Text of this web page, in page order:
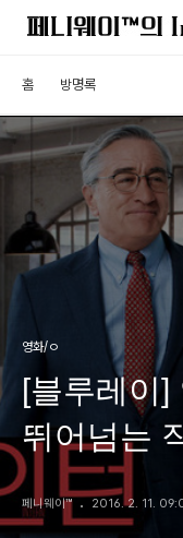
홈 방명록
영화/ㅇ
[블루레이]
뛰어넘는
페니웨이™ 2016. 2. 11.